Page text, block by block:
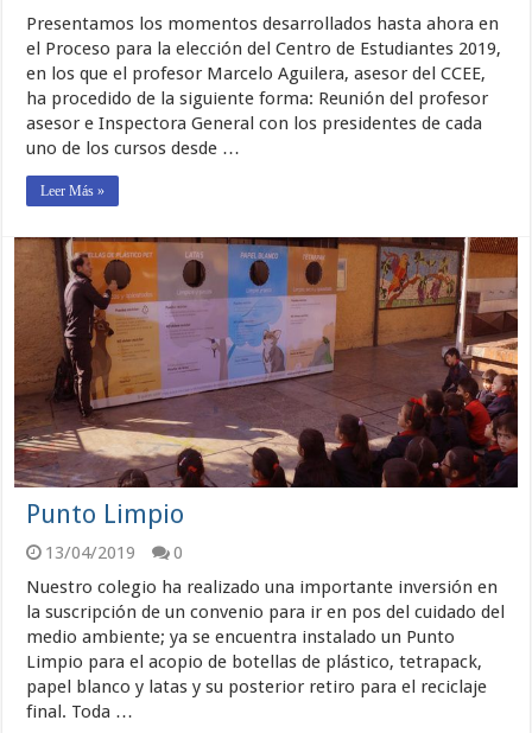
Presentamos los momentos desarrollados hasta ahora en
el Proceso para la elección del Centro de Estudiantes 2019,
en los que el profesor Marcelo Aguilera, asesor del CCEE,
ha procedido de la siguiente forma: Reunión del profesor
asesor e Inspectora General con los presidentes de cada
uno de los cursos desde …
Leer Más »
Punto Limpio
13/04/2019
0
Nuestro colegio ha realizado una importante inversión en
la suscripción de un convenio para ir en pos del cuidado del
medio ambiente; ya se encuentra instalado un Punto
Limpio para el acopio de botellas de plástico, tetrapack,
papel blanco y latas y su posterior retiro para el reciclaje
final. Toda …